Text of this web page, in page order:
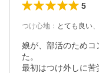
5
つけ心地 ： とても良い、
娘が、部活のためコ
た。
最初はつけ外しに苦